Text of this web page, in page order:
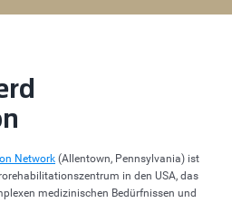
Network (Allentown, Pennsylvania) ist
in den USA, das
medizinischen Bedürfnissen und